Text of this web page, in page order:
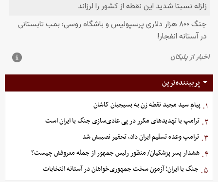
پربیننده‌ترین
۱. پیام سید مجید نقطه زن به بسیجیان کاشان
۲. ترامپ با تهدیدهای مکرر در پی عادی‌سازی جنگ با ایران است
۳. ترامپ وعده تسلیم ایران داد، تحقیر نصیبش شد
۴. هشدار پسر پزشکیان/ منظور رئیس جمهور از جمله معروفش چیست؟
۵. جنگ با ایران؛ آزمون سخت جمهوری‌خواهان در آستانه انتخابات